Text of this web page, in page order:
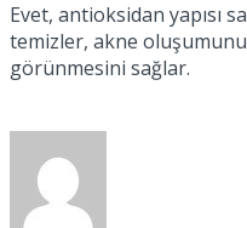
Evet, antioksidan yapısı
temizler, akne
görünmesini sağlar.